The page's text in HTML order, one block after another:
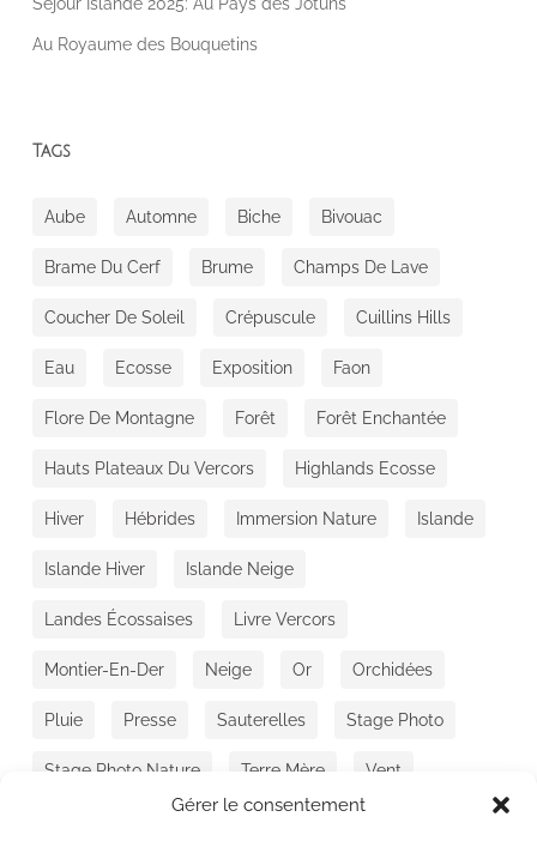
Gérer le consentement
Au Royaume des Bouquetins
Tags
Aube Automne Biche Bivouac
Brame Du Cerf Brume Champs De Lave
Coucher De Soleil Crépuscule Cuillins Hills
Eau Ecosse Exposition Faon
Flore De Montagne Forêt Forêt Enchantée
Hauts Plateaux Du Vercors Highlands Ecosse
Hiver Hébrides Immersion Nature Islande
Islande Hiver Islande Neige
Landes Écossaises Livre Vercors
Montier-En-Der Neige Or Orchidées
Pluie Presse Sauterelles Stage Photo
Stage Photo Nature Terre Mère Vent